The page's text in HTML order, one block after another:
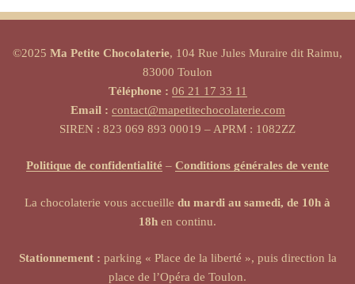
©2025 Ma Petite Chocolaterie, 104 Rue Jules Muraire dit Raimu,
83000 Toulon
Téléphone : 06 21 17 33 11
Email : contact@mapetitechocolaterie.com
SIREN : 823 069 893 00019 – APRM : 1082ZZ
Politique de confidentialité – Conditions générales de vente
La chocolaterie vous accueille du mardi au samedi, de 10h à
18h en continu.
Stationnement : parking « Place de la liberté », puis direction la
place de l’Opéra de Toulon.